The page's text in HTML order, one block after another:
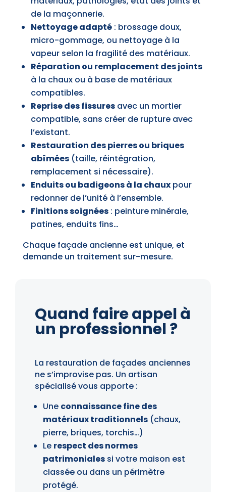
de la maçonnerie.
Nettoyage adapté: brossage doux,
micro-gommage, ou nettoyage à la
vapeur selon la fragilité des matériaux.
Réparation ou remplacement des joints
à la chaux ou à base de matériaux
compatibles.
Reprise des fissuresavec un mortier
compatible, sans créer de rupture avec
l’existant.
Restauration des pierres ou briques
abîmées(taille, réintégration,
remplacement si nécessaire).
Enduits ou badigeons à la chauxpour
redonner de l’unité à l’ensemble.
Finitions soignées: peinture minérale,
patines, enduits fins…
Chaque façade ancienne est unique, et
demande un traitement sur-mesure.
Quand faire appel à
un professionnel ?
La restauration de façades anciennes
ne s’improvise pas. Un artisan
spécialisé vous apporte :
Une connaissance fine des
matériaux traditionnels(chaux,
pierre, briques, torchis…)
Le respect des normes
patrimonialessi votre maison est
classée ou dans un périmètre
protégé.